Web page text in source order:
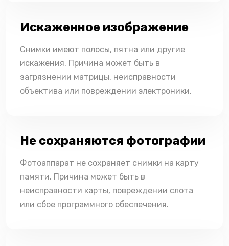
Искаженное изображение
Снимки имеют полосы, пятна или другие
искажения. Причина может быть в
загрязнении матрицы, неисправности
объектива или повреждении электроники.
Не сохраняются фотографии
Фотоаппарат не сохраняет снимки на карту
памяти. Причина может быть в
неисправности карты, повреждении слота
или сбое программного обеспечения.